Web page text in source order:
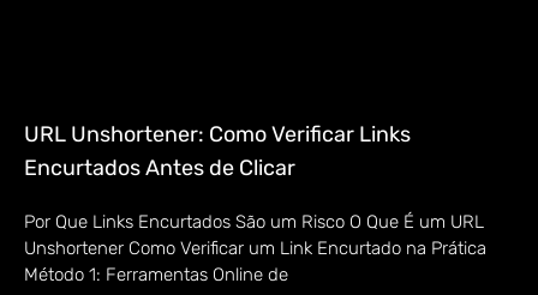
URL Unshortener: Como Verificar Links
Encurtados Antes de Clicar
Por Que Links Encurtados São um Risco O Que É um URL
Unshortener Como Verificar um Link Encurtado na Prática
Método 1: Ferramentas Online de